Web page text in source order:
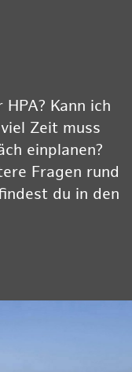
Kann ich
Zeit muss
einplanen?
Fragen rund
du in den